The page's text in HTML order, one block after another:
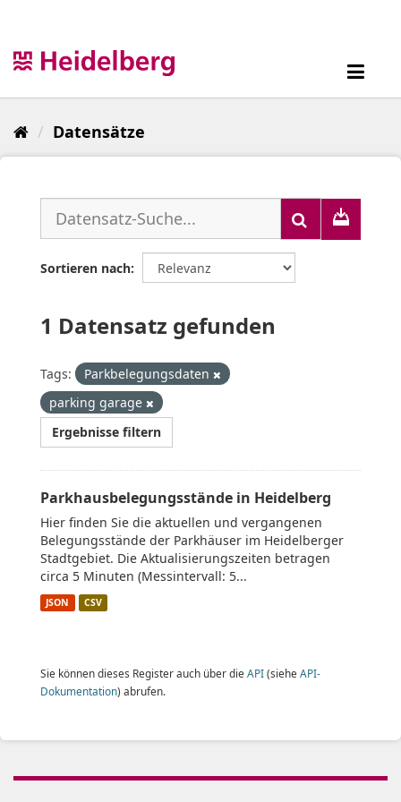
Datensätze
Sortieren nach
1 Datensatz gefunden
Tags:
Parkbelegungsdaten
parking garage
Ergebnisse filtern
Parkhausbelegungsstände in Heidelberg
Hier finden Sie die aktuellen und vergangenen
Belegungsstände der Parkhäuser im Heidelberger
Stadtgebiet. Die Aktualisierungszeiten betragen
circa 5 Minuten (Messintervall: 5...
JSON CSV
Sie können dieses Register auch über die API(siehe API-
Dokumentation) abrufen.